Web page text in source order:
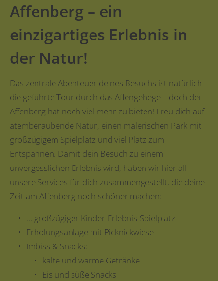
Affenberg – ein
einzigartiges Erlebnis in
der Natur!
Das zentrale Abenteuer deines Besuchs ist natürlich
die geführte Tour durch das Affengehege – doch der
Affenberg hat noch viel mehr zu bieten! Freu dich auf
atemberaubende Natur, einen malerischen Park mit
großzügigem Spielplatz und viel Platz zum
Entspannen. Damit dein Besuch zu einem
unvergesslichen Erlebnis wird, haben wir hier all
unsere Services für dich zusammengestellt, die deine
Zeit am Affenberg noch schöner machen:
… großzügiger Kinder-Erlebnis-Spielplatz
Erholungsanlage mit Picknickwiese
Imbiss & Snacks:
kalte und warme Getränke
Eis und süße Snacks